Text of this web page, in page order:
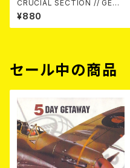
CRUCIAL SECTION // GERI
ATRIC UNIT / Life In Rever
¥880
セール中の商品